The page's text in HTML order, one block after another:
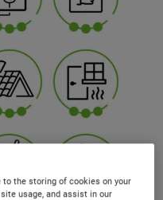
to the storing of cookies on your
usage, and assist in our